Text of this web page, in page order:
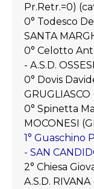
Pr.Retr.=0)
0° Todesco
SANTA
0° Celotto
- A.S.D.
0° Dovis
0° Spinetta
MOCONESI
1° Guaschino
- SAN
2° Chiesa
A.S.D.